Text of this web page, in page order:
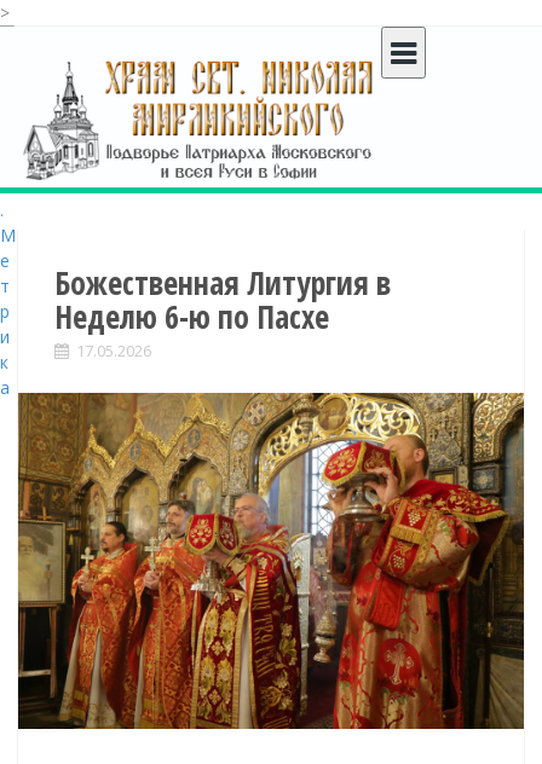
>
c
o
n
t
e
n
t
Божественная Литургия в
Неделю 6-ю по Пасхе
17.05.2026